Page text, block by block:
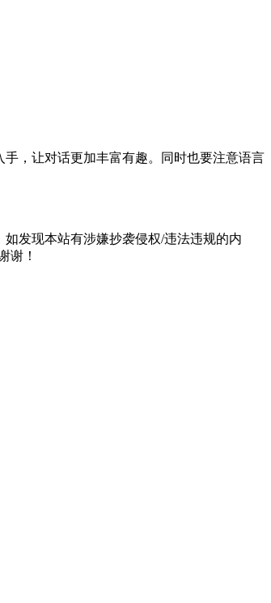
，让对话更加丰富有趣。同时也要注意语言
发现本站有涉嫌抄袭侵权/违法违规的内
谢！